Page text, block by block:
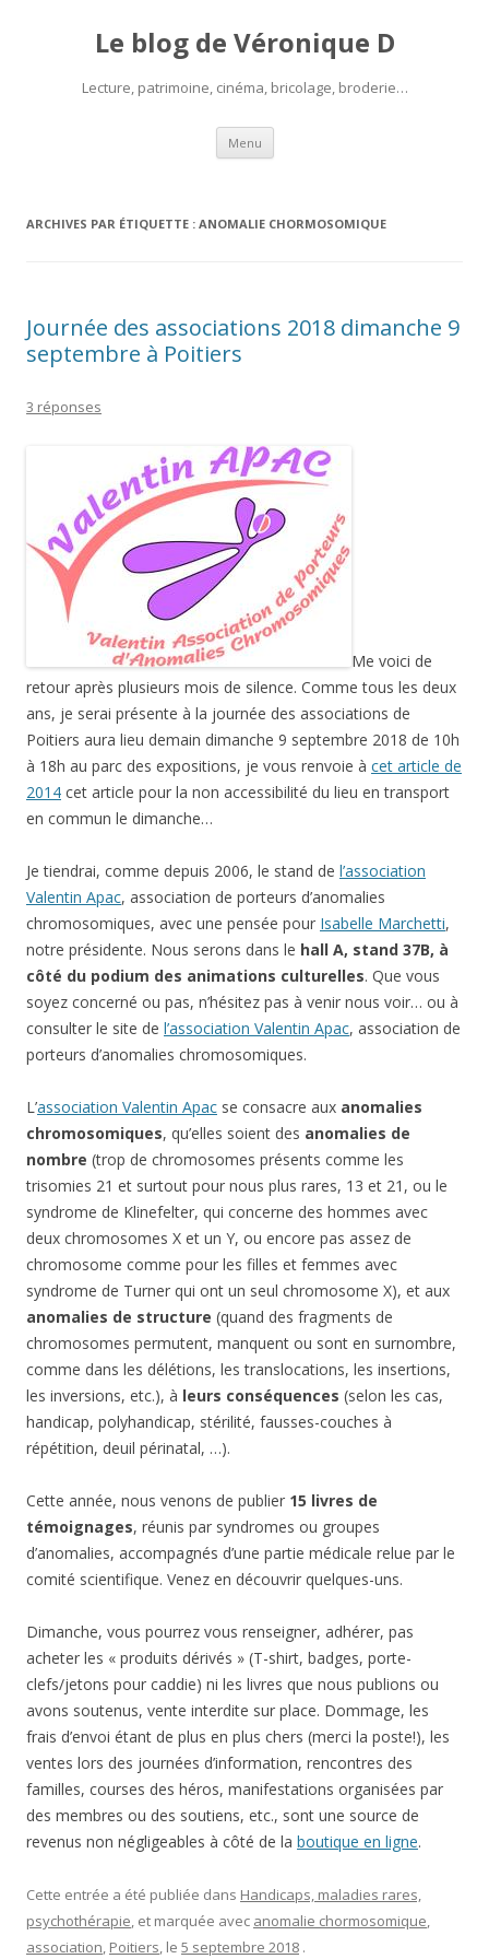
Le blog de Véronique D
Lecture, patrimoine, cinéma, bricolage, broderie…
Menu Aller
contenu
ARCHIVES PAR ÉTIQUETTE : ANOMALIE CHORMOSOMIQUE
Journée des associations 2018 dimanche 9
septembre à Poitiers
3 réponses
Me voici de
retour après plusieurs mois de silence. Comme tous les deux
ans, je serai présente à la journée des associations de
Poitiers aura lieu demain dimanche 9 septembre 2018 de 10h
à 18h au parc des expositions, je vous renvoie à cet article de
2014 cet article pour la non accessibilité du lieu en transport
en commun le dimanche…
Je tiendrai, comme depuis 2006, le stand de l’association
Valentin Apac, association de porteurs d’anomalies
chromosomiques, avec une pensée pour Isabelle Marchetti,
notre présidente. Nous serons dans le hall A, stand 37B, à
côté du podium des animations culturelles. Que vous
soyez concerné ou pas, n’hésitez pas à venir nous voir… ou à
consulter le site de l’association Valentin Apac, association de
porteurs d’anomalies chromosomiques.
L’association Valentin Apac se consacre aux anomalies
chromosomiques, qu’elles soient des anomalies de
nombre (trop de chromosomes présents comme les
trisomies 21 et surtout pour nous plus rares, 13 et 21, ou le
syndrome de Klinefelter, qui concerne des hommes avec
deux chromosomes X et un Y, ou encore pas assez de
chromosome comme pour les filles et femmes avec
syndrome de Turner qui ont un seul chromosome X), et aux
anomalies de structure (quand des fragments de
chromosomes permutent, manquent ou sont en surnombre,
comme dans les délétions, les translocations, les insertions,
les inversions, etc.), à leurs conséquences (selon les cas,
handicap, polyhandicap, stérilité, fausses-couches à
répétition, deuil périnatal, …).
Cette année, nous venons de publier 15 livres de
témoignages, réunis par syndromes ou groupes
d’anomalies, accompagnés d’une partie médicale relue par le
comité scientifique. Venez en découvrir quelques-uns.
Dimanche, vous pourrez vous renseigner, adhérer, pas
acheter les « produits dérivés » (T-shirt, badges, porte-
clefs/jetons pour caddie) ni les livres que nous publions ou
avons soutenus, vente interdite sur place. Dommage, les
frais d’envoi étant de plus en plus chers (merci la poste!), les
ventes lors des journées d’information, rencontres des
familles, courses des héros, manifestations organisées par
des membres ou des soutiens, etc., sont une source de
revenus non négligeables à côté de la boutique en ligne.
Cette entrée a été publiée dans Handicaps, maladies rares,
psychothérapie, et marquée avec anomalie chormosomique,
association, Poitiers, le 5 septembre 2018 .